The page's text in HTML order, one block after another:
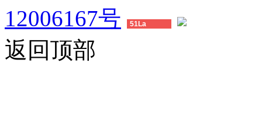
12006167号
51La
返回顶部